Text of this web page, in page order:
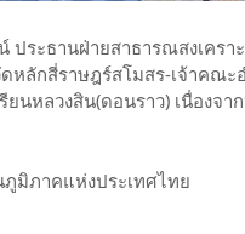
ะธานฝ่ายสาธารณสงเครา
หลักสี่ราษฎร์สโมสร-เจ้าคณ
ยนหลวงสิน(ดอนราว) เนื่อง
มิภาคแห่งประเทศไทย